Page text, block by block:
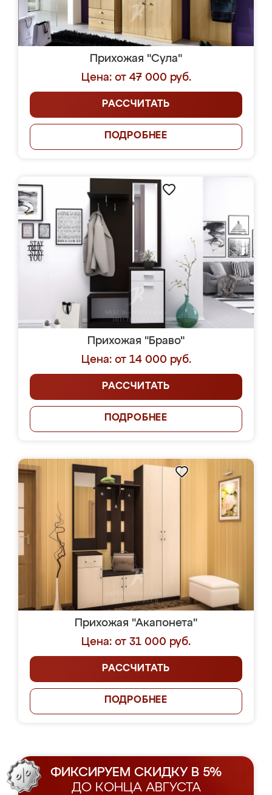
Прихожая "Сула"
Цена: от 47 000 руб.
РАССЧИТАТЬ
ПОДРОБНЕЕ
Прихожая "Браво"
Цена: от 14 000 руб.
РАССЧИТАТЬ
ПОДРОБНЕЕ
Прихожая "Акапонета"
Цена: от 31 000 руб.
РАССЧИТАТЬ
ПОДРОБНЕЕ
ФИКСИРУЕМ СКИДКУ В 5%
ДО КОНЦА АВГУСТА